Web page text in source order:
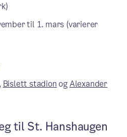
til 1. mars (varierer
, Bislett stadionogAlexander
til St. Hanshaugen